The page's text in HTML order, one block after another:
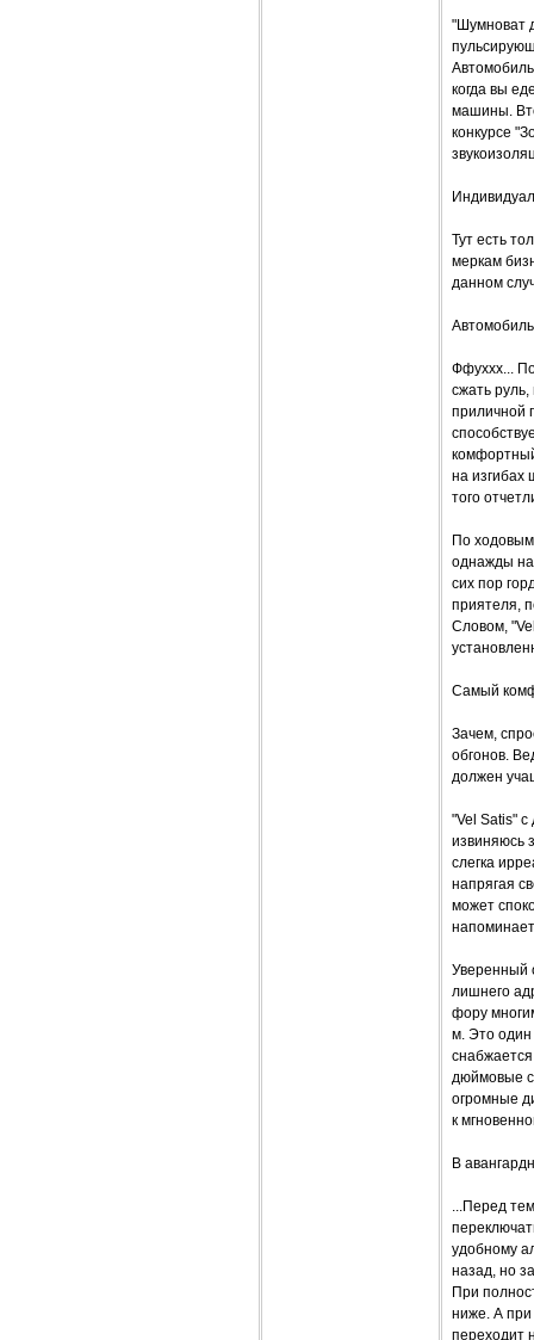
"Шумноват
когда вы
машины.
конкурсе
Тут есть
меркам
данном
Ффуххх...
сжать
приличной
на изгибах
того
По ходовым
однажды на
сих пор
приятеля,
Словом,
Самый
Зачем,
обгонов.
должен
"Vel Satis"
извиняюсь
слегка
напрягая
может
Уверенный
лишнего
фору
м. Это один
дюймовые
огромные
к
В
...Перед
удобному
назад, но
При
ниже. А при
переходит